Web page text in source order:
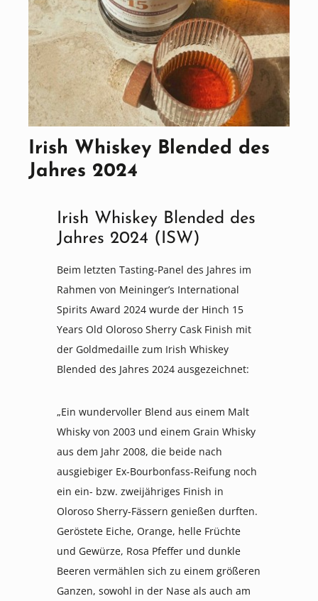
Irish Whiskey Blended des
Jahres 2024
Irish Whiskey Blended des
Jahres 2024 (ISW)
Beim letzten Tasting-Panel des Jahres im
Rahmen von Meininger’s International
Spirits Award 2024 wurde der Hinch 15
Years Old Oloroso Sherry Cask Finish mit
der Goldmedaille zum Irish Whiskey
Blended des Jahres 2024 ausgezeichnet:
„Ein wundervoller Blend aus einem Malt
Whisky von 2003 und einem Grain Whisky
aus dem Jahr 2008, die beide nach
ausgiebiger Ex-Bourbonfass-Reifung noch
ein ein- bzw. zweijähriges Finish in
Oloroso Sherry-Fässern genießen durften.
Geröstete Eiche, Orange, helle Früchte
und Gewürze, Rosa Pfeffer und dunkle
Beeren vermählen sich zu einem größeren
Ganzen, sowohl in der Nase als auch am